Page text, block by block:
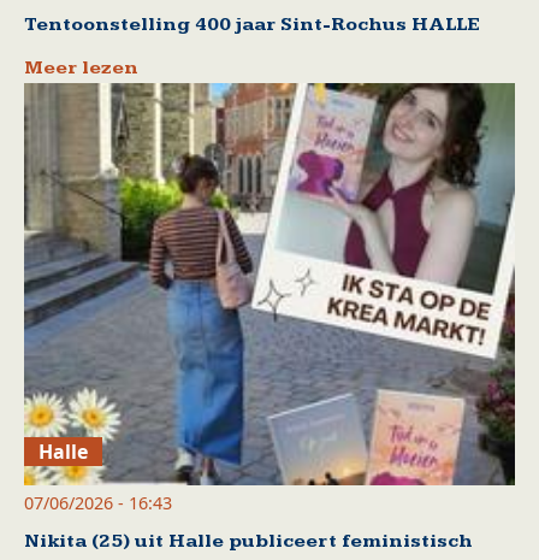
Tentoonstelling 400 jaar Sint-Rochus HALLE
Meer lezen
Halle
07/06/2026 - 16:43
Nikita (25) uit Halle publiceert feministisch